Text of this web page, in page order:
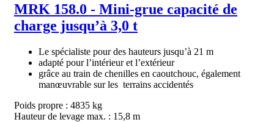
MRK 158.0 - Mini-grue capacité de
charge jusqu’à 3,0 t
Le spécialiste pour des hauteurs jusqu’à 21 m
adapté pour l’intérieur et l’extérieur
grâce au train de chenilles en caoutchouc, également
manœuvrable sur les terrains accidentés
Poids propre : 4835 kg
Hauteur de levage max. : 15,8 m